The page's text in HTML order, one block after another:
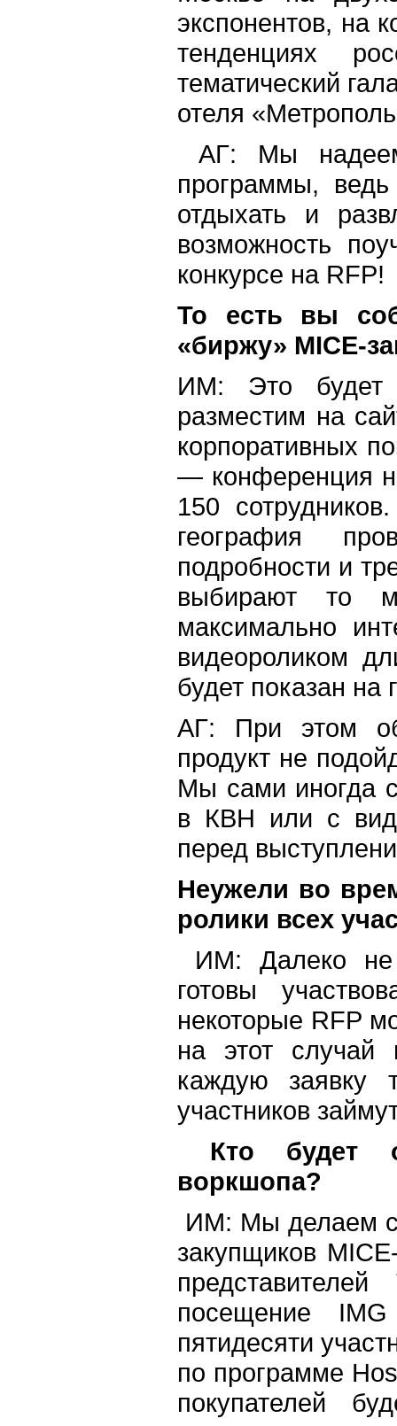
экспонентов, на
тенденциях
тематический
отеля
АГ: Мы
программы, ведь
отдыхать и
возможность
конкурсе на RFP!
То есть вы
«биржу» MICЕ-
ИМ: Это будет
разместим на
корпоративных
— конференция
150
география
подробности и
выбирают то
максимально
видеороликом
будет показан на
АГ: При этом
продукт не
Мы сами иногда
в КВН или с
перед
Неужели во
ролики всех
ИМ: Далеко не
готовы
некоторые RFP
на этот случай
каждую заявку
участников
Кто будет
воркшопа?
ИМ: Мы делаем
закупщиков
посещение
пятидесяти
по программе
покупателей